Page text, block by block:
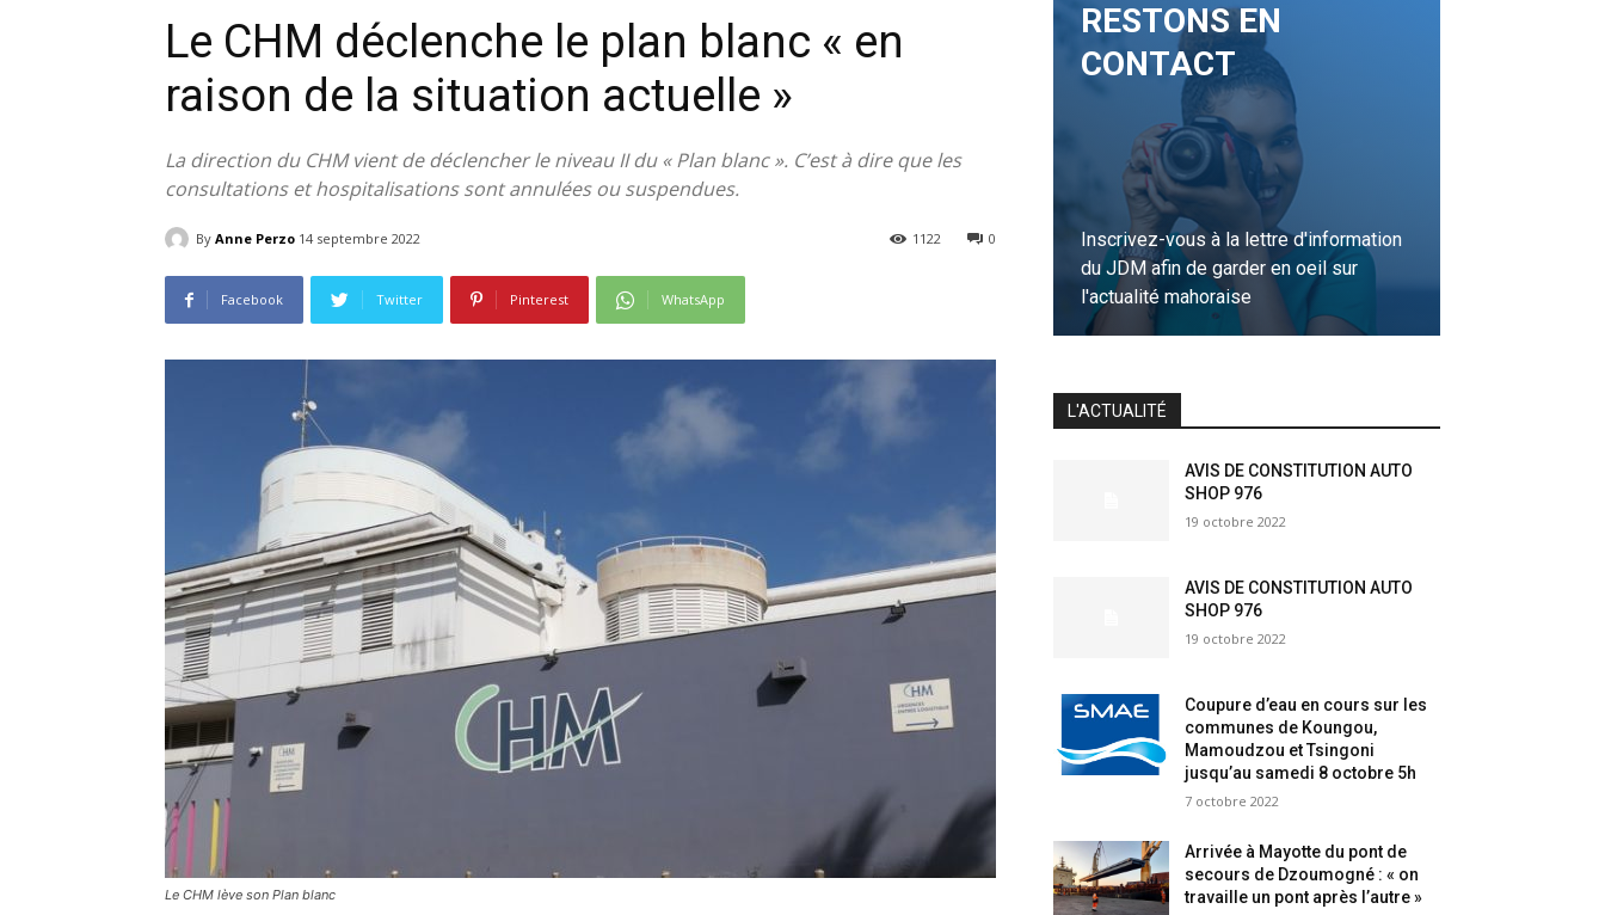
Le CHM déclenche le plan blanc « en
raison de la situation actuelle »
La direction du CHM vient de déclencher le niveau II du « Plan blanc ». C’est à dire que les
consultations et hospitalisations sont annulées ou suspendues.
By Anne Perzo 14 septembre 2022 0
1122
Facebook Twitter Pinterest WhatsApp
Le CHM lève son Plan blanc
RESTONS EN
CONTACT
Inscrivez-vous à la lettre d'information
du JDM afin de garder en oeil sur
l'actualité mahoraise
L'ACTUALITÉ
AVIS DE CONSTITUTION AUTO
SHOP 976
19 octobre 2022
AVIS DE CONSTITUTION AUTO
SHOP 976
19 octobre 2022
Coupure d’eau en cours sur les
communes de Koungou,
Mamoudzou et Tsingoni
jusqu’au samedi 8 octobre 5h
7 octobre 2022
Arrivée à Mayotte du pont de
secours de Dzoumogné : « on
travaille un pont après l’autre »